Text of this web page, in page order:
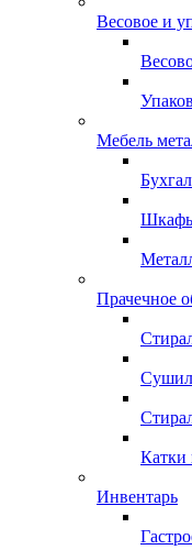
Весовое и
Мебель
Шкафы
Прачечное
Катки
Инвентарь